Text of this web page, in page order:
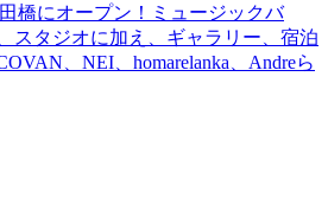
橋にオープン！ミュージックバ
スタジオに加え、ギャラリー、宿泊
、NEI、homarelanka、Andreら